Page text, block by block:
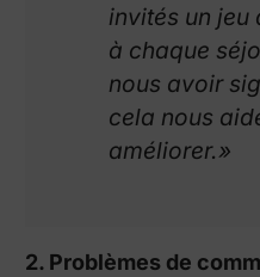
invités un jeu
à chaque
nous avoir
cela nous
améliorer.»
2. Problèmes de